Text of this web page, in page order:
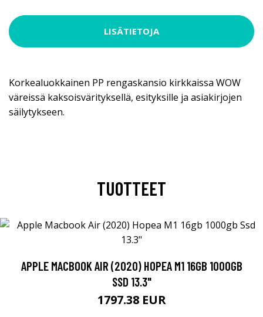
LISÄTIETOJA
Korkealuokkainen PP rengaskansio kirkkaissa WOW
väreissä kaksoisvärityksellä, esityksille ja asiakirjojen
säilytykseen.
TUOTTEET
APPLE MACBOOK AIR (2020) HOPEA M1 16GB 1000GB
SSD 13.3"
1797.38 EUR